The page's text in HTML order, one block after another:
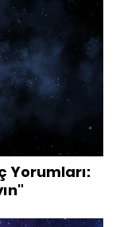
Yorumları: